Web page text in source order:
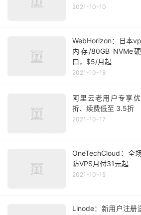
2021-10-10
WebHorizon：日本
内存/80GB NVMe
口，$5/月起
2021-10-18
阿里云老用户专享
折、续费低至 3.5折
2021-10-17
OneTechCloud：全
防VPS月付31元起
2021-10-15
Linode：新用户注册